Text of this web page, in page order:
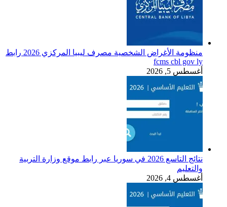
منظومة الأغراض الشخصية مصرف ليبيا المركزي 2026 رابط
fcms cbl gov ly
أغسطس 5, 2026
نتائج التاسع 2026 في سوريا عبر رابط موقع وزارة التربية
والتعليم
أغسطس 4, 2026